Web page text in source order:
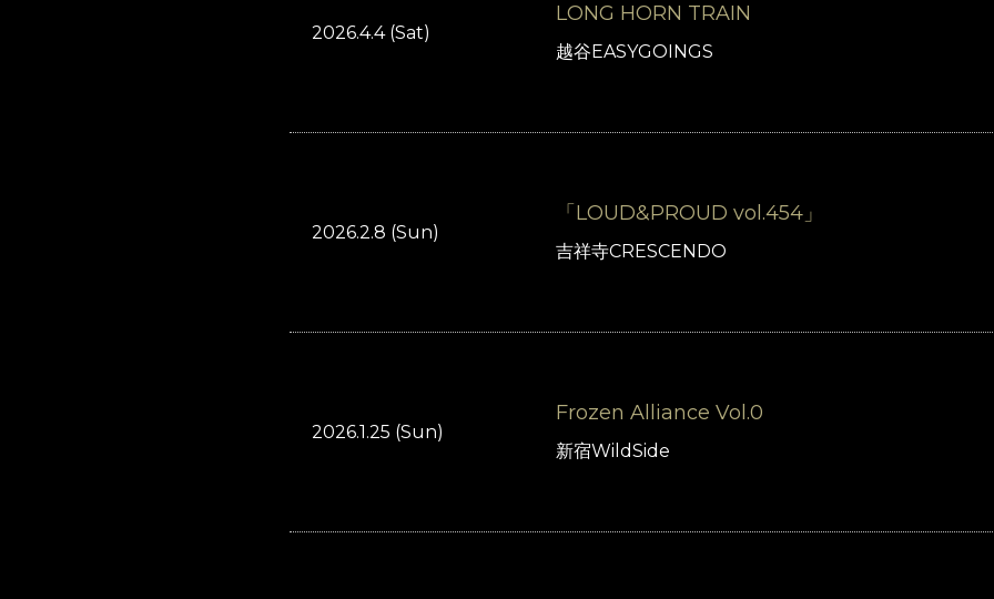
2026.4.4 (Sat)
LONG HORN TRAIN
越谷EASYGOINGS
2026.2.8 (Sun)
「LOUD&PROUD vol.454」
吉祥寺CRESCENDO
2026.1.25 (Sun)
Frozen Alliance Vol.0
新宿WildSide